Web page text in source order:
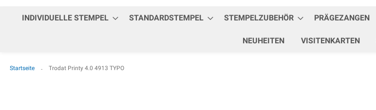
INDIVIDUELLE STEMPEL STANDARDSTEMPEL STEMPELZUBEHÖR PRÄGEZANGEN
NEUHEITEN VISITENKARTEN
Startseite Trodat Printy 4.0 4913 TYPO